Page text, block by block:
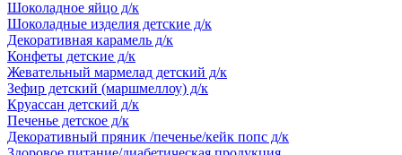
Шоколадное яйцо д/к
Шоколадные изделия детские д/к
Декоративная карамель д/к
Конфеты детские д/к
Жевательный мармелад детский д/к
Зефир детский (маршмеллоу) д/к
Круассан детский д/к
Печенье детское д/к
Декоративный пряник /печенье/кейк попс д/к